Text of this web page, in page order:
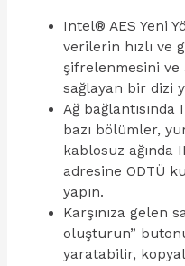
Intel® AES Yeni
verilerin hızlı ve
şifrelenmesini
sağlayan bir dizi
Ağ
bazı bölümler,
kablosuz ağında
adresine ODTÜ
yapın.
Karşınıza gelen
oluşturun”
yaratabilir,